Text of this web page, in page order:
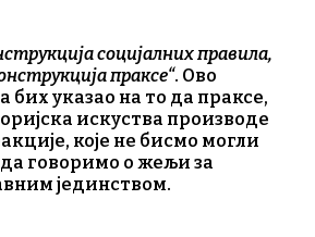
социјалних правила,
праксе“. Ово
указао на то да праксе,
искуства производе
које не бисмо могли
говоримо о жељи за
јединством.